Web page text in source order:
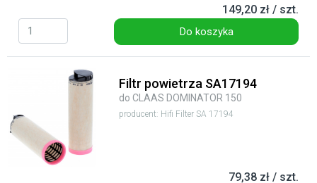
149,20 zł / szt.
Do koszyka
Filtr powietrza SA17194
do CLAAS DOMINATOR 150
producent: Hifi Filter SA 17194
79,38 zł / szt.